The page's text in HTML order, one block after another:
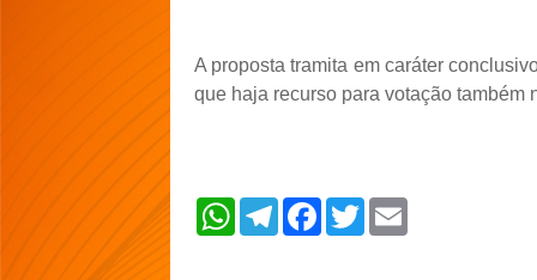
A proposta tramita em caráter
que haja recurso para votação também
W
T
e
F
a
T
w